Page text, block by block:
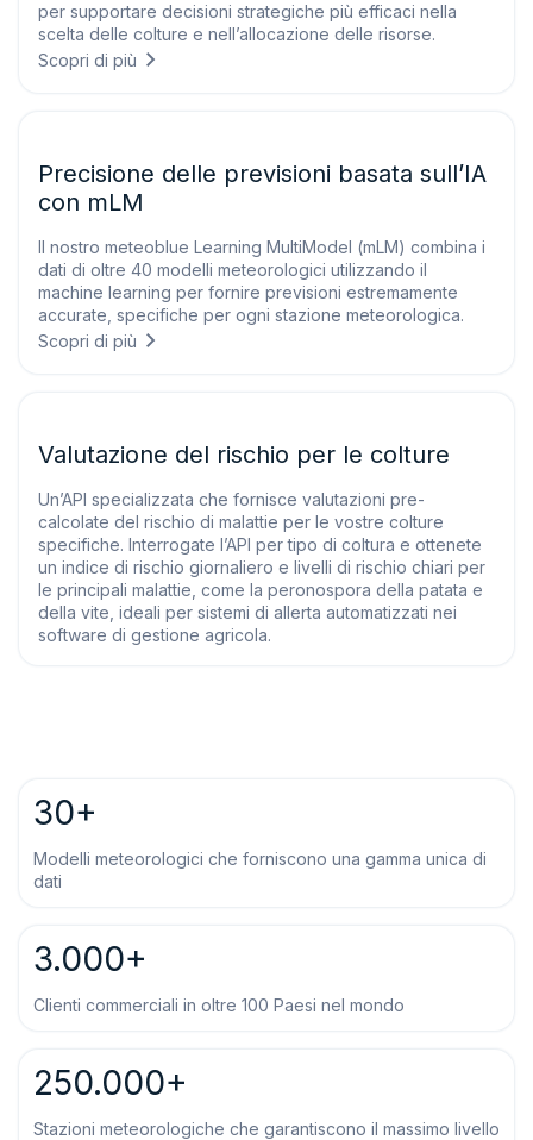
per supportare decisioni strategiche più efficaci nella
scelta delle colture e nell’allocazione delle risorse.
Scopri di più
Precisione delle previsioni basata sull’IA
con mLM
Il nostro meteoblue Learning MultiModel (mLM) combina i
dati di oltre 40 modelli meteorologici utilizzando il
machine learning per fornire previsioni estremamente
accurate, specifiche per ogni stazione meteorologica.
Scopri di più
Valutazione del rischio per le colture
Un’API specializzata che fornisce valutazioni pre-
calcolate del rischio di malattie per le vostre colture
specifiche. Interrogate l’API per tipo di coltura e ottenete
un indice di rischio giornaliero e livelli di rischio chiari per
le principali malattie, come la peronospora della patata e
della vite, ideali per sistemi di allerta automatizzati nei
software di gestione agricola.
30+
Modelli meteorologici che forniscono una gamma unica di
dati
3.000+
Clienti commerciali in oltre 100 Paesi nel mondo
250.000+
Stazioni meteorologiche che garantiscono il massimo livello